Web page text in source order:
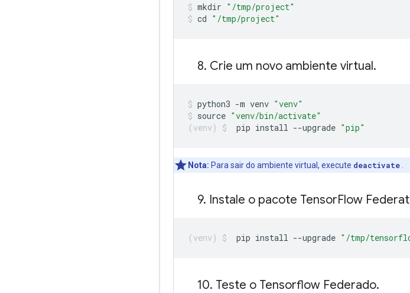
mkdir "/tmp/project"
cd "/tmp/project"
8. Crie um novo ambiente virtual.
python3 -m venv "venv"
source "venv/bin/activate"
pip install --upgrade "pip"
Nota: Para sair do ambiente virtual, execute deactivate
9. Instale o pacote TensorFlow
pip install --upgrade "/tmp/
10. Teste o Tensorflow Federado.